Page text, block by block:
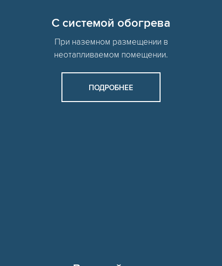
C системой обогрева
При наземном размещении в
неотапливаемом помещении.
ПОДРОБНЕЕ